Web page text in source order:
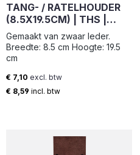
TANG- / RATELHOUDER
(8.5X19.5CM) | THS |
ELTEE
Gemaakt van zwaar leder.
Breedte: 8.5 cm Hoogte: 19.5
cm
Normale prijs:
€ 7,10 excl. btw
€ 8,59 incl. btw